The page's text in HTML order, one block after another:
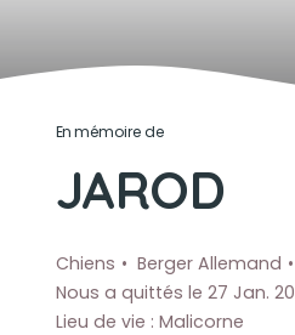
En mémoire de
JAROD
Chiens Berger Allemand
Nous a quittés le 27 Jan.
Lieu de vie : Malicorne